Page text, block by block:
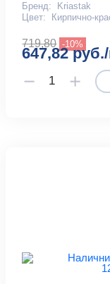
Бренд:
Kriastak
Цвет:
Кирпично-
719,80 -10%
647,82